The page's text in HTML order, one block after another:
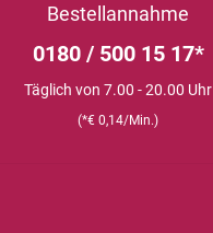
Bestellannahme
0180 / 500 15 17*
Täglich von 7.00 - 20.00 Uhr
(*€ 0,14/Min.)